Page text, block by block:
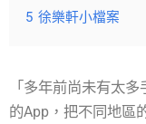
5 徐樂軒小檔案
「多年前尚未有太
的App，把不同地區